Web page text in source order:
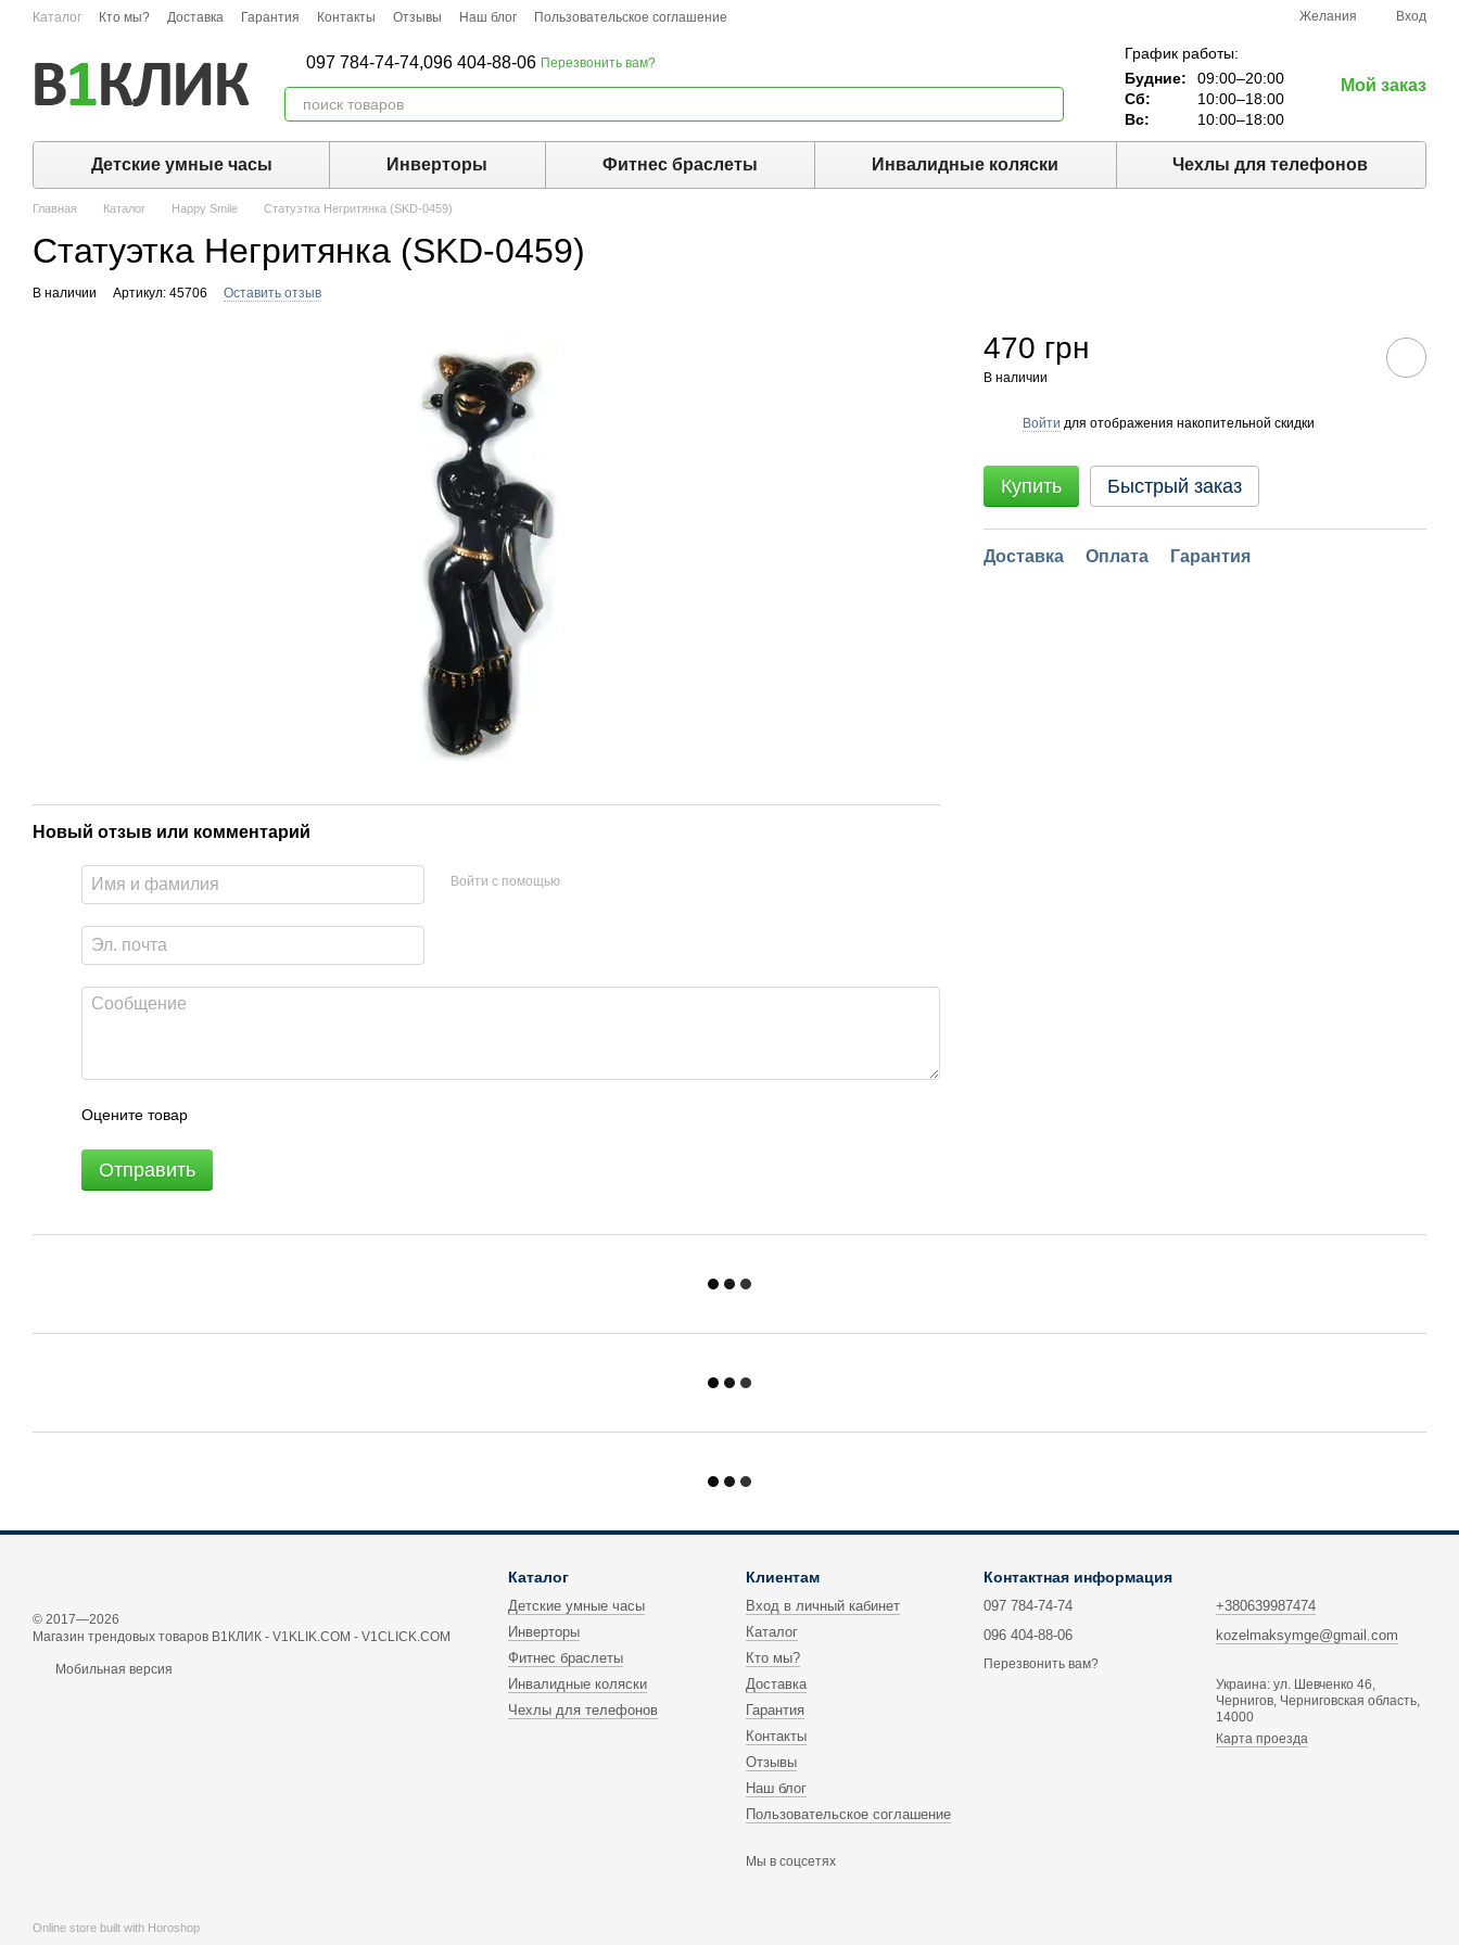
Перейти к основному контенту
Каталог Кто мы? Доставка Гарантия Контакты Отзывы Наш блог Пользовательское соглашение Желания Вход
097 784-74-74,096 404-88-06 Перезвонить вам?
График работы:
Будние:
09:00–20:00
Сб:
10:00–18:00
Вс:
10:00–18:00
Мой заказ
Детские умные часы Инверторы Фитнес браслеты Инвалидные коляски Чехлы для телефонов
Главная Каталог Happy Smile Статуэтка Негритянка (SKD-0459)
Статуэтка Негритянка (SKD-0459)
В наличии Артикул: 45706 Оставить отзыв
Новый отзыв или комментарий
Войти с помощью
Оцените товар
Отправить
470 грн
В наличии
Войти для отображения накопительной скидки
Купить Быстрый заказ
Доставка Оплата Гарантия
© 2017—2026
Магазин трендовых товаров В1КЛИК - V1KLIK.COM - V1CLICK.COM
Мобильная версия
Online store built with Horoshop
Каталог
Детские умные часы
Инверторы
Фитнес браслеты
Инвалидные коляски
Чехлы для телефонов
Клиентам
Вход в личный кабинет
Каталог
Кто мы?
Доставка
Гарантия
Контакты
Отзывы
Наш блог
Пользовательское соглашение
Мы в соцсетях
Контактная информация
097 784-74-74
096 404-88-06
Перезвонить вам?
+380639987474
kozelmaksymge@gmail.com
Украина: ул. Шевченко 46,
Чернигов, Черниговская область,
14000
Карта проезда